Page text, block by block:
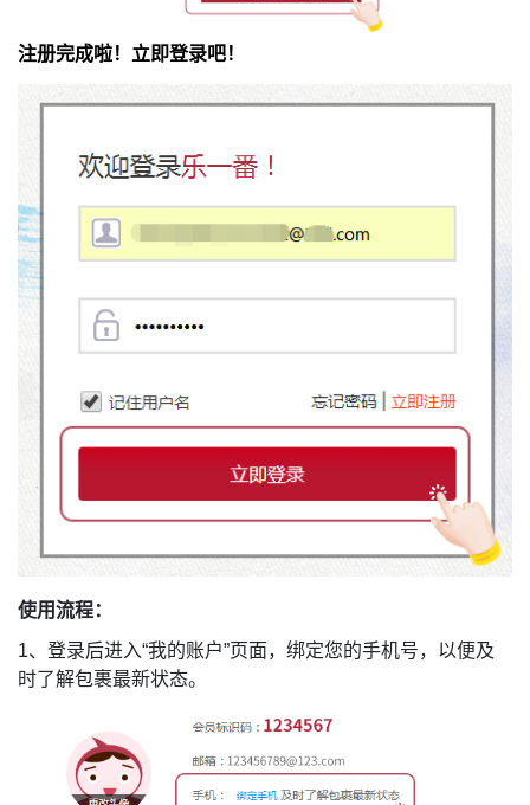
注册完成啦！立即登录吧！
使用流程：
1、登录后进入“我的账户”页面，绑定您的手机号，以便及
时了解包裹最新状态。